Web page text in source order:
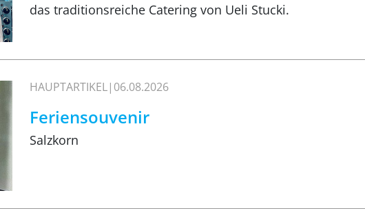
das traditionsreiche Catering von Ueli Stucki.
HAUPTARTIKEL 06.08.2026
Feriensouvenir
Salzkorn